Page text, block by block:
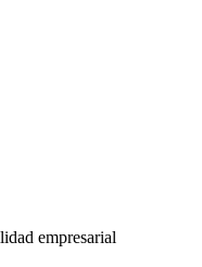
empresarial